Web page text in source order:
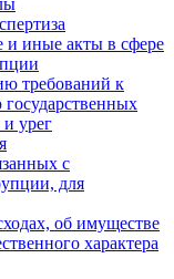
иные акты в сфере
требований к
урег
с
для
об имуществе
характера